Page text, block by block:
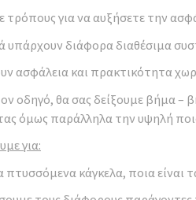
τρόπους για να αυξήσετε την
υπάρχουν διάφορα διαθέσιμα
ασφάλεια και πρακτικότητα
οδηγό, θα σας δείξουμε βήμα –
όμως παράλληλα την υψηλή
για:
πτυσσόμενα κάγκελα, ποια είναι